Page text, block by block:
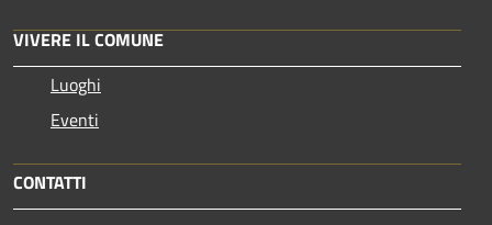
VIVERE IL COMUNE
Luoghi
Eventi
CONTATTI